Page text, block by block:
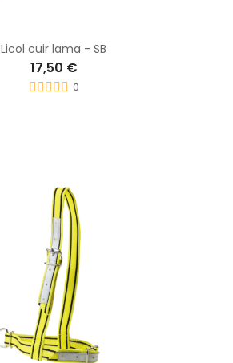
Licol cuir lama - SB
17,50 €
0